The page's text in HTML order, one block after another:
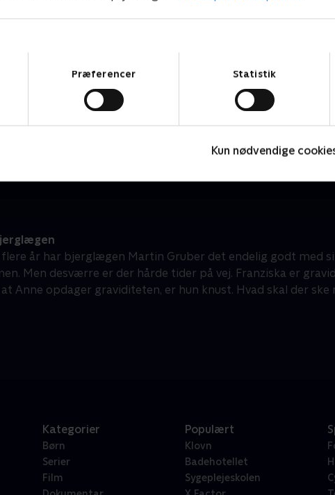
Præferencer Statistik
Kun nødvendige
år har bjerglægen Martin Gruber det endelig godt med
Men desværre er der hårde tider på vej. Franziska er
Anne opdager graviditeten, er hun knust. Hvad skal der ske
Kategorier
Børn
Serier
Film
Populært
Klovn
Badehotellet
Sygeplejeskolen